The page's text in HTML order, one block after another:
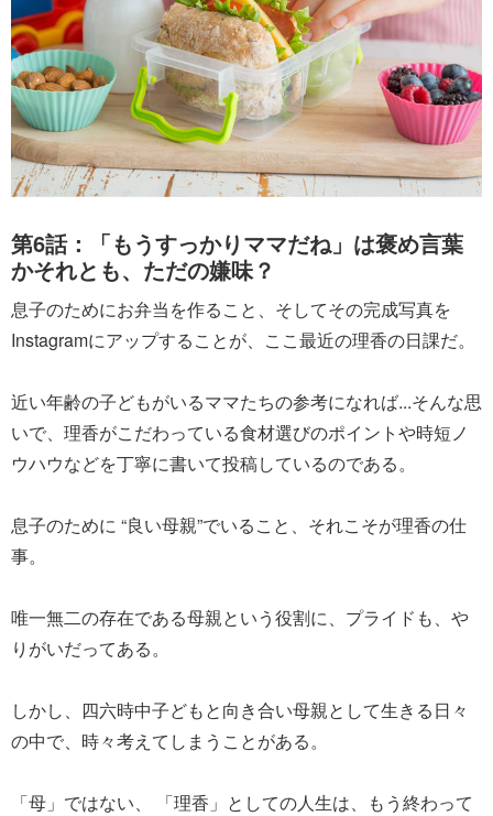
第6話：「もうすっかりママだね」は褒め言葉
かそれとも、ただの嫌味？
息子のためにお弁当を作ること、そしてその完成写真を
Instagramにアップすることが、ここ最近の理香の日課だ。
近い年齢の子どもがいるママたちの参考になれば...そんな思
いで、理香がこだわっている食材選びのポイントや時短ノ
ウハウなどを丁寧に書いて投稿しているのである。
息子のために “良い母親”でいること、それこそが理香の仕
事。
唯一無二の存在である母親という役割に、プライドも、や
りがいだってある。
しかし、四六時中子どもと向き合い母親として生きる日々
の中で、時々考えてしまうことがある。
「母」ではない、 「理香」としての人生は、もう終わって